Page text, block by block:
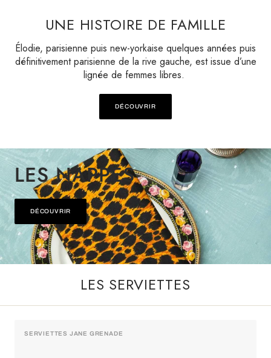
UNE HISTOIRE DE FAMILLE
Élodie, parisienne puis new-yorkaise quelques années puis
définitivement parisienne de la rive gauche, est issue d’une
lignée de femmes libres.
DÉCOUVRIR
LES NAPPES
DÉCOUVRIR
LES SERVIETTES
SERVIETTES JANE GRENADE